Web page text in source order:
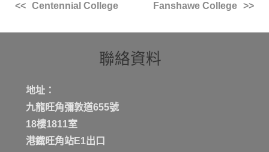
Centennial College Fanshawe College
聯絡資料
地址：
九龍旺角彌敦道655號
18樓1811室
港鐡旺角站E1出口